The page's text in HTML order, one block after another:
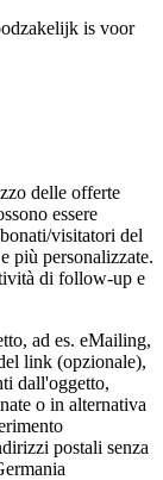
is voor
delle offerte
essere
visitatori del
più personalizzate.
di follow-up e
ad es. eMailing,
link (opzionale),
dall'oggetto,
o in alternativa
postali senza